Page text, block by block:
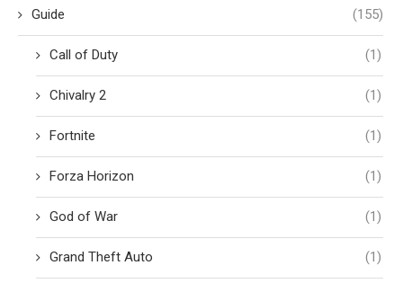
Guide (155)
Call of Duty (1)
Chivalry 2 (1)
Fortnite (1)
Forza Horizon (1)
God of War (1)
Grand Theft Auto (1)